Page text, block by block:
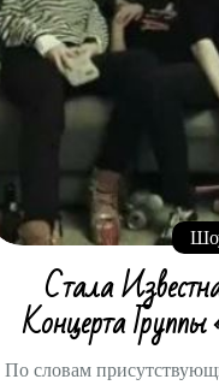
Стала
Концерта
По словам